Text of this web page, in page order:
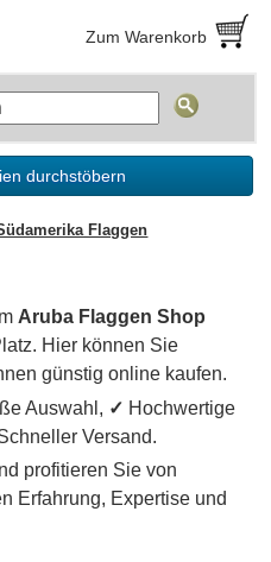
Zum Warenkorb
durchstöbern
Flaggen
Aruba Flaggen Shop
Hier können Sie
günstig online kaufen.
Auswahl, ✓ Hochwertige
Versand.
profitieren Sie von
Erfahrung, Expertise und